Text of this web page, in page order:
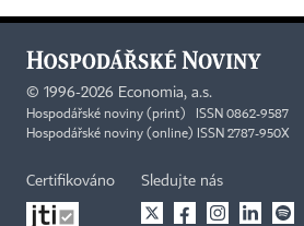
© 1996-2026 Economia, a.s.
Hospodářské noviny (print) ISSN 0862-9587
Hospodářské noviny (online) ISSN 2787-950X
Certifikováno Sledujte nás